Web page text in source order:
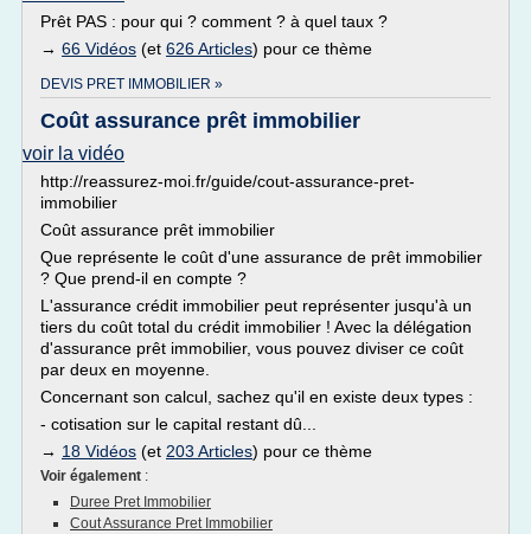
Prêt PAS : pour qui ? comment ? à quel taux ?
→ 66 Vidéos (et 626 Articles) pour ce thème
DEVIS PRET IMMOBILIER »
Coût assurance prêt immobilier
voir la vidéo
http://reassurez-moi.fr/guide/cout-assurance-pret-
immobilier
Coût assurance prêt immobilier
Que représente le coût d'une assurance de prêt immobilier
? Que prend-il en compte ?
L'assurance crédit immobilier peut représenter jusqu'à un
tiers du coût total du crédit immobilier ! Avec la délégation
d'assurance prêt immobilier, vous pouvez diviser ce coût
par deux en moyenne.
Concernant son calcul, sachez qu'il en existe deux types :
- cotisation sur le capital restant dû...
→ 18 Vidéos (et 203 Articles) pour ce thème
Voir également :
Duree Pret Immobilier
Cout Assurance Pret Immobilier